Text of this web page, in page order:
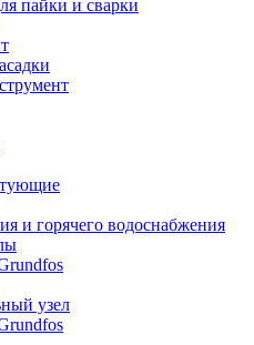
пайки и сварки
и горячего водоснабжения
узел